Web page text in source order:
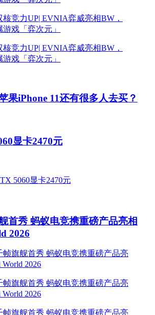
果iPhone 11还有很多人去买？
显卡2470元
首秀 蚂蚁电竞携重磅产品亮相
2026